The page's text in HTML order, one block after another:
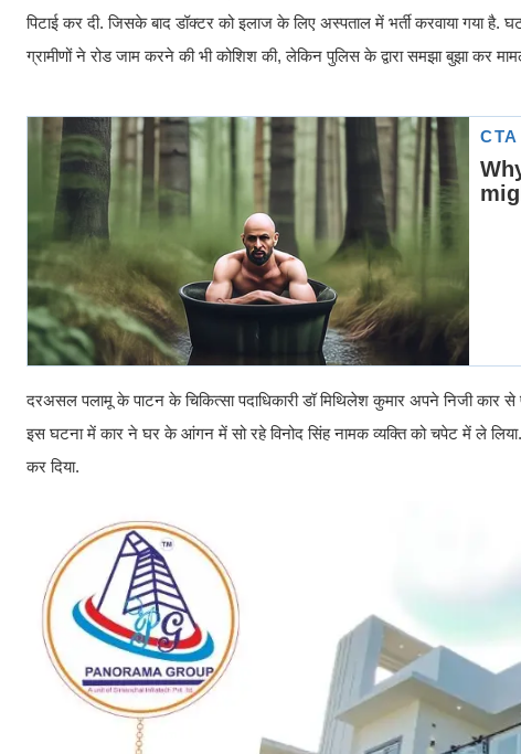
पिटाई कर दी. जिसके बाद डॉक्टर को इलाज के लिए अस्पताल में भर्ती करवाया गया
ग्रामीणों ने रोड जाम करने की भी कोशिश की, लेकिन पुलिस के द्वारा समझा बुझा कर
दरअसल पलामू के पाटन के चिकित्सा पदाधिकारी डॉ मिथिलेश कुमार अपने निजी कार
इस घटना में कार ने घर के आंगन में सो रहे विनोद सिंह नामक व्यक्ति को चपेट में ले लिया.
कर दिया.